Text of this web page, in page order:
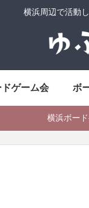
横浜周辺で活動
ゲーム会 ボ
横浜ボー